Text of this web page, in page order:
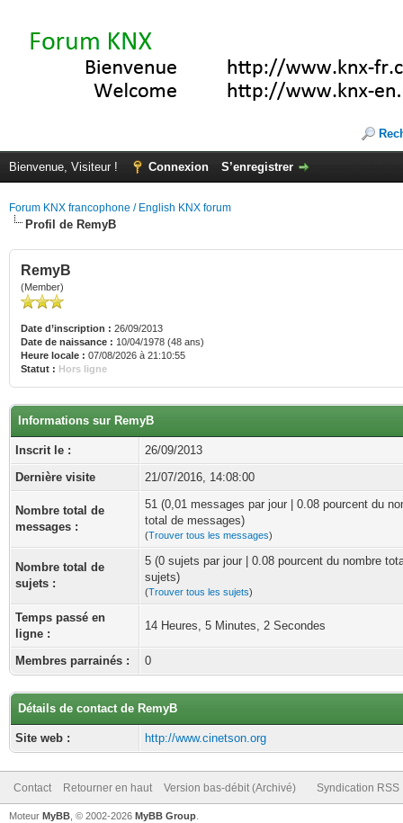
Bienvenue, Visiteur ! Connexion S’enregistrer
Forum KNX francophone / English KNX forum
Profil de RemyB
RemyB
(Member)
Date d’inscription : 26/09/2013
Date de naissance : 10/04/1978 (48 ans)
Heure locale : 07/08/2026 à 21:10:55
Statut : Hors ligne
Informations sur RemyB
Inscrit le :
26/09/2013
Dernière visite
21/07/2016, 14:08:00
Nombre total de
messages :
51 (0,01 messages par jour | 0.08 pourcent du
total de messages)
(Trouver tous les messages)
Nombre total de
sujets :
5 (0 sujets par jour | 0.08 pourcent du nombre
sujets)
(Trouver tous les sujets)
Temps passé en
ligne :
14 Heures, 5 Minutes, 2 Secondes
Membres parrainés : 0
Détails de contact de RemyB
Site web : http://www.cinetson.org
Contact Retourner en haut Version bas-débit (Archivé) Syndication RSS
Moteur MyBB , © 2002-2026 MyBB Group